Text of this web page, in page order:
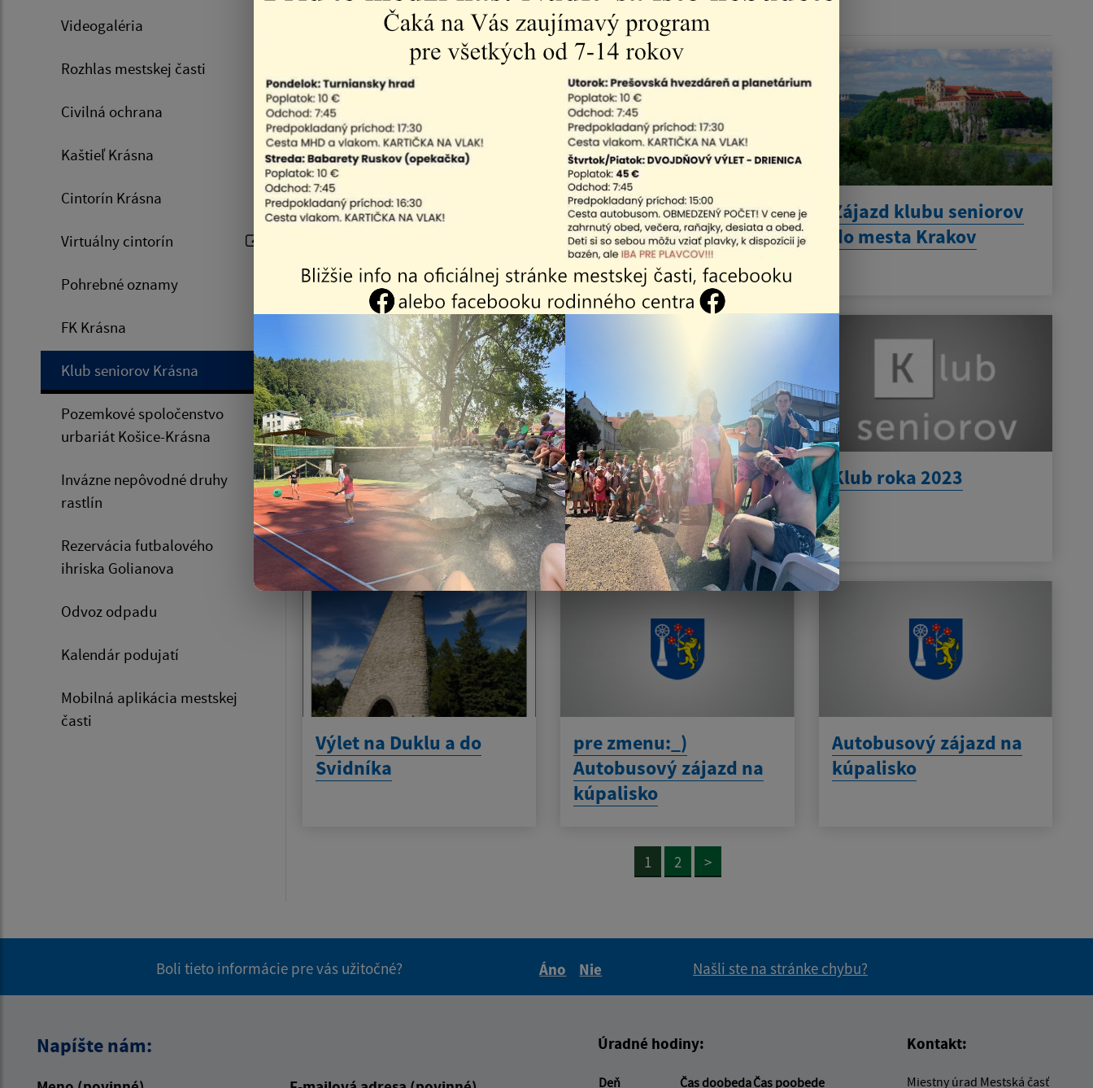
Videogaléria
Rozhlas mestskej časti
Civilná ochrana
Kaštieľ Krásna
Cintorín Krásna
Virtuálny cintorín
Pohrebné oznamy
FK Krásna
Klub seniorov Krásna
Pozemkové spoločenstvo
urbariát Košice-Krásna
Invázne nepôvodné druhy
rastlín
Rezervácia futbalového
ihriska Golianova
Odvoz odpadu
Kalendár podujatí
Mobilná aplikácia mestskej
časti
14.30 hod. Záujemcovia sa môžu prihlásiť u pani Grácovej na tel. č.
Zájazd Wielička -
Pozvánka na strieborné
dialógy s primátorom
mesta Košice
Zájazd klubu seniorov
do mesta Krakov
Jednodňový
autobusový zájazd
6.8.2024
Športové popoludnie s
opekačkou
Klub roka 2023
Výlet na Duklu a do
Svidníka
pre zmenu:_)
Autobusový zájazd na
kúpalisko
Autobusový zájazd na
kúpalisko
1 2 >
Boli tieto informácie pre vás užitočné?
Áno
Nie
Našli ste na stránke chybu?
Napíšte nám: Úradné hodiny:
Deň Čas doobedaČas poobede
Kontakt:
Miestny úrad Mestská časť